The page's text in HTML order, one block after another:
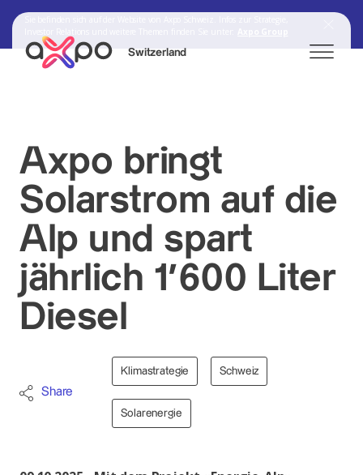
Switzerland
Axpo Group
Axpo bringt
Solarstrom auf die
Alp und spart
jährlich 1'600 Liter
Diesel
Share
Klimastrategie Schweiz
Solarenergie